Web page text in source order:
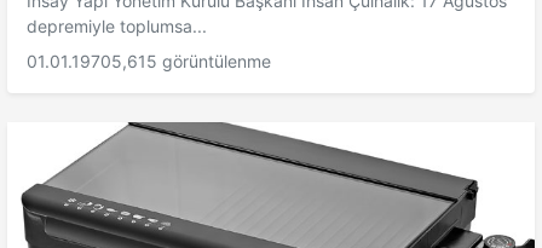
depremiyle toplumsa...
01.01.19705,615 görüntülenme